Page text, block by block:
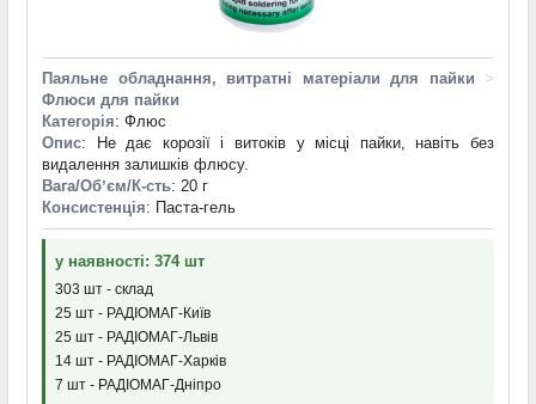
Паяльне обладнання, витратні матеріали для пайки
>
Флюси для пайки
Категорія: Флюс
Опис: Не дає корозії і витоків у місці пайки, навіть без
видалення залишків флюсу.
Вага/Обʼєм/К-сть: 20 г
Консистенція: Паста-гель
у наявності: 374 шт
303 шт - склад
25 шт - РАДІОМАГ-Київ
25 шт - РАДІОМАГ-Львів
14 шт - РАДІОМАГ-Харків
7 шт - РАДІОМАГ-Дніпро